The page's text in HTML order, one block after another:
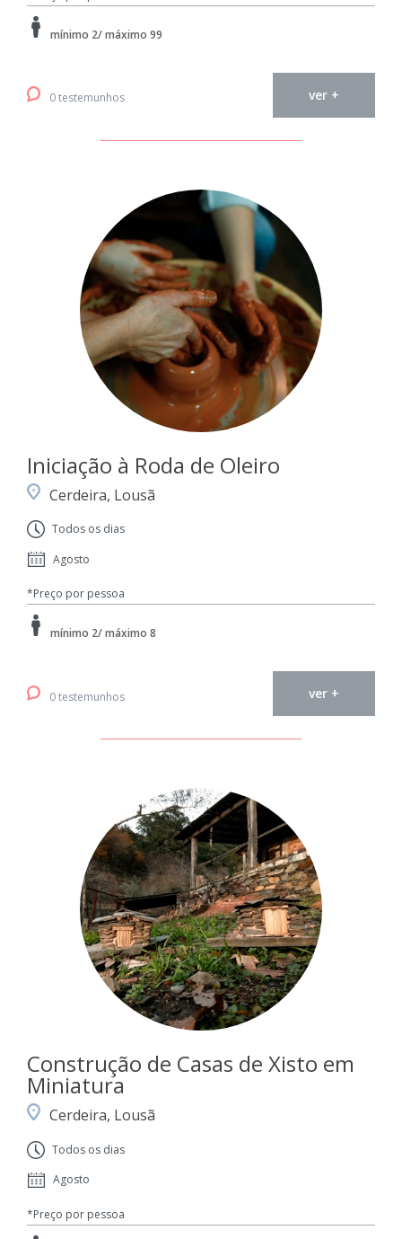
mínimo 2/ máximo 99
0 testemunhos ver +
Iniciação à Roda de Oleiro
Cerdeira, Lousã
Todos os dias
Agosto
*Preço por pessoa
mínimo 2/ máximo 8
0 testemunhos ver +
Construção de Casas de Xisto em
Miniatura
Cerdeira, Lousã
Todos os dias
Agosto
*Preço por pessoa